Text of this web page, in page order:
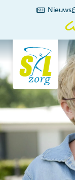
Nieuws